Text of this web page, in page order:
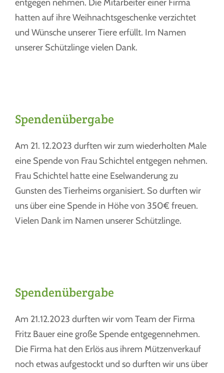
entgegen nehmen. Die Mitarbeiter einer Firma
hatten auf ihre Weihnachtsgeschenke verzichtet
und Wünsche unserer Tiere erfüllt. Im Namen
unserer Schützlinge vielen Dank.
Spendenübergabe
Am 21. 12.2023 durften wir zum wiederholten Male
eine Spende von Frau Schichtel entgegen nehmen.
Frau Schichtel hatte eine Eselwanderung zu
Gunsten des Tierheims organisiert. So durften wir
uns über eine Spende in Höhe von 350€ freuen.
Vielen Dank im Namen unserer Schützlinge.
Spendenübergabe
Am 21.12.2023 durften wir vom Team der Firma
Fritz Bauer eine große Spende entgegennehmen.
Die Firma hat den Erlös aus ihrem Mützenverkauf
noch etwas aufgestockt und so durften wir uns über